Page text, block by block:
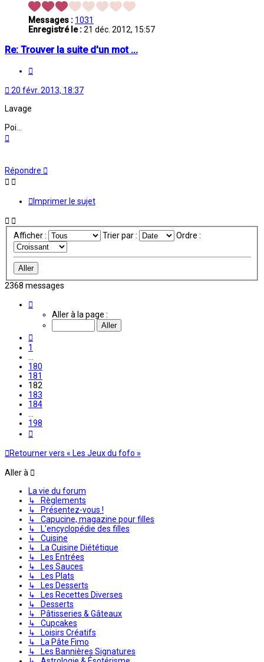
Messages : 1031
Enregistré le :21 déc. 2012, 15:57
Re: Trouver la suite d'un mot ...
20 févr. 2013, 18:37
Lavage
Poi...
Répondre
Imprimer le sujet
Afficher : Trier par : Ordre :
2368 messages
182
Aller à la page :
1
180
181
182
183
184
198
Retourner vers « Les Jeux du fofo »
Aller à
La vie du forum
↳ Règlements
↳ Présentez-vous !
↳ Capucine, magazine pour filles
↳ L'encyclopédie des filles
↳ Cuisine
↳ La Cuisine Diététique
↳ Les Entrées
↳ Les Sauces
↳ Les Plats
↳ Les Desserts
↳ Les Recettes Diverses
↳ Desserts
↳ Pâtisseries & Gâteaux
↳ Cupcakes
↳ Loisirs Créatifs
↳ La Pâte Fimo
↳ Les Bannières Signatures